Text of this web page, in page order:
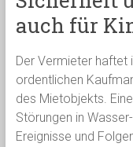
auch für
Der Vermieter haftet
ordentlichen
des Mietobjekts.
Störungen in
Ereignisse und